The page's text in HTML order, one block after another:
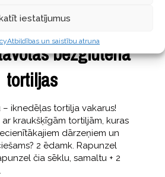
iestatījumus
Atbildības un saistību atruna
GARŠĪGI
07 jūnijs, 2017
bezglutēna
tortiljas
iknedēļas tortilja vakarus!
kraukšķīgām tortiljām, kuras
dārzeņiem un
2 ēdamk. Rapunzel
čia sēklu, samaltu + 2